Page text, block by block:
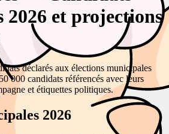
2026 et projections
déclarés aux élections municipales
000 candidats référencés avec leurs
et étiquettes politiques.
2026